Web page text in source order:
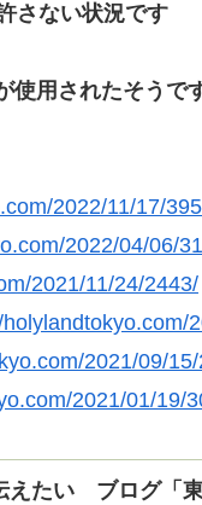
さない状況です
使用されたそうで
2022/11/17/
2022/04/06/
2021/11/24/2443/
holylandtokyo.com/
2021/09/
2021/01/19/
えたい ブログ「東